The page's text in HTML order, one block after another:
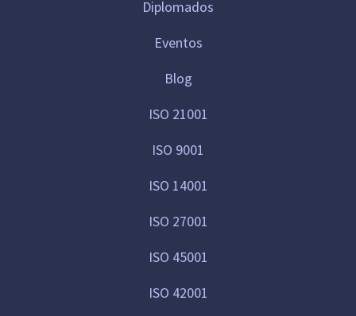
Diplomados
Eventos
Blog
ISO 21001
ISO 9001
ISO 14001
ISO 27001
ISO 45001
ISO 42001